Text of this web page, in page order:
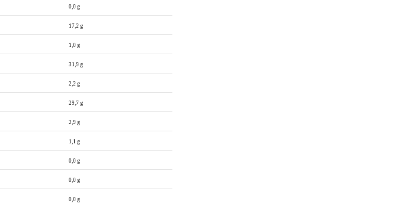
0,0 g
17,2 g
1,0 g
31,9 g
2,2 g
29,7 g
2,9 g
1,1 g
0,0 g
0,0 g
0,0 g